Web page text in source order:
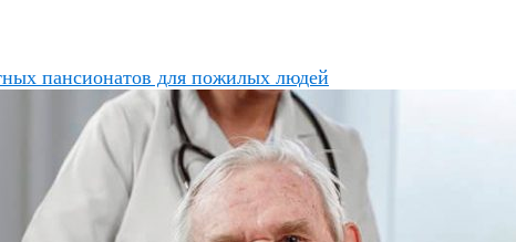
пансионатов для пожилых людей